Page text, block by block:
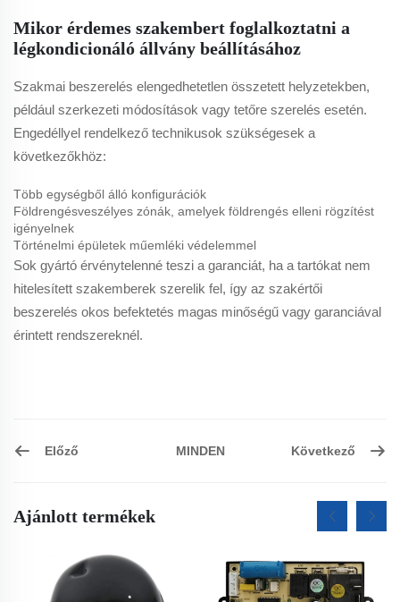
Mikor érdemes szakembert foglalkoztatni a
légkondicionáló állvány beállításához
Szakmai beszerelés elengedhetetlen összetett helyzetekben,
például szerkezeti módosítások vagy tetőre szerelés esetén.
Engedéllyel rendelkező technikusok szükségesek a
következőkhöz:
Több egységből álló konfigurációk
Földrengésveszélyes zónák, amelyek földrengés elleni rögzítést
igényelnek
Történelmi épületek műemléki védelemmel
Sok gyártó érvénytelenné teszi a garanciát, ha a tartókat nem
hitelesített szakemberek szerelik fel, így az szakértői
beszerelés okos befektetés magas minőségű vagy garanciával
érintett rendszereknél.
Előző MINDEN Következő
Ajánlott termékek